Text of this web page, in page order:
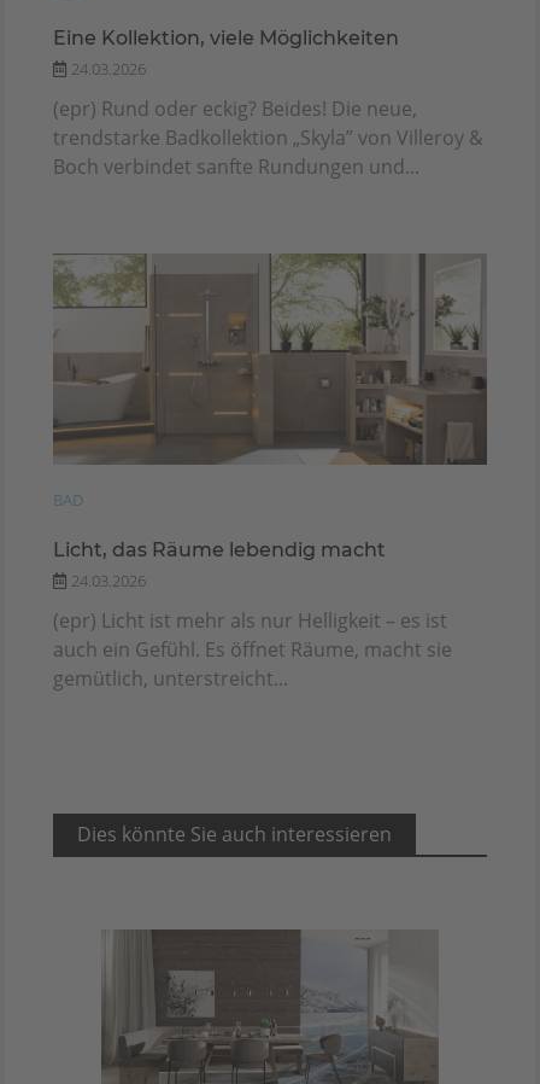
Eine Kollektion, viele Möglichkeiten
24.03.2026
(epr) Rund oder eckig? Beides! Die neue,
trendstarke Badkollektion „Skyla” von Villeroy &
Boch verbindet sanfte Rundungen und...
BAD
Licht, das Räume lebendig macht
24.03.2026
(epr) Licht ist mehr als nur Helligkeit – es ist
auch ein Gefühl. Es öffnet Räume, macht sie
gemütlich, unterstreicht...
Dies könnte Sie auch interessieren